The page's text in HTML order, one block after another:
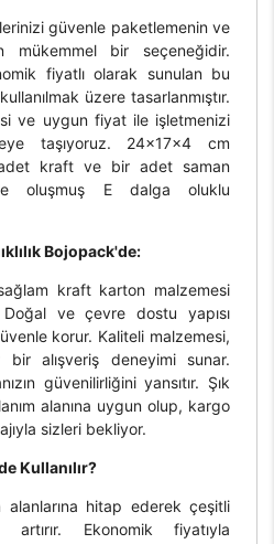
güvenle paketlemenin ve
mükemmel bir seçeneğidir.
fiyatlı olarak sunulan bu
üzere tasarlanmıştır.
ve uygun fiyat ile işletmenizi
taşıyoruz. 24x17x4 cm
kraft ve bir adet saman
oluşmuş E dalga oluklu
Bojopack'de:
kraft karton malzemesi
Doğal ve çevre dostu yapısı
korur. Kaliteli malzemesi,
bir alışveriş deneyimi sunar.
güvenilirliğini yansıtır. Şık
alanına uygun olup, kargo
sizleri bekliyor.
Kullanılır?
alanlarına hitap ederek çeşitli
artırır. Ekonomik fiyatıyla